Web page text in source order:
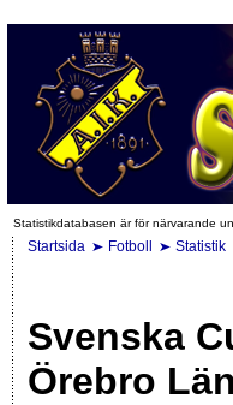
Statistikdatabasen är för närvarande
Startsida Fotboll Statistik
Svenska
Örebro